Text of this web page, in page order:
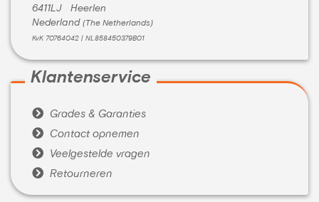
6411LJ Heerlen
Nederland (The Netherlands)
KvK 70764042 | NL858450379B01
Klantenservice
 Grades & Garanties
 Contact opnemen
 Veelgestelde vragen
 Retourneren